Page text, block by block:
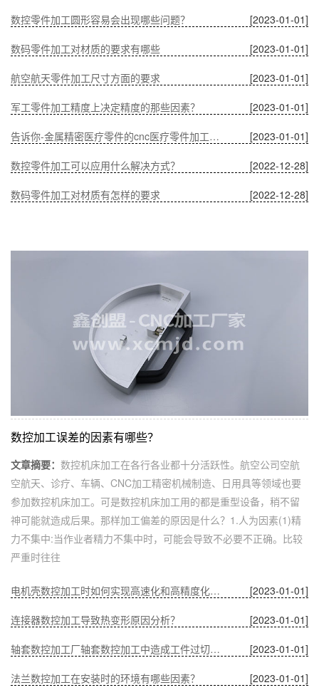
[2023-01-01]
数控零件加工圆形容易会出现哪些问题？
[2023-01-01]
数码零件加工对材质的要求有哪些
[2023-01-01]
航空航天零件加工尺寸方面的要求
[2023-01-01]
军工零件加工精度上决定精度的那些因素？
[2023-01-01]
告诉你-金属精密医疗零件的cnc医疗零件加工有什么优势？
[2022-12-28]
数控零件加工可以应用什么解决方式？
[2022-12-28]
数码零件加工对材质有怎样的要求
数控加工误差的因素有哪些？
文章摘要： 数控机床加工在各行各业都十分活跃性。航空公司空航
空航天、诊疗、车辆、CNC加工精密机械制造、日用具等领域也要
参加数控机床加工。可是数控机床加工用的都是重型设备，稍不留
神可能就造成后果。那样加工偏差的原因是什么？1.人为因素(1)精
力不集中:当作业者精力不集中时，可能会导致不必要不正确。比较
严重时往往
[2023-01-01]
电机壳数控加工时如何实现高速化和高精度化的问题？
[2023-01-01]
连接器数控加工导致热变形原因分析？
[2023-01-01]
轴套数控加工厂轴套数控加工中造成工件过切的原因？
[2023-01-01]
法兰数控加工在安装时的环境有哪些因素？